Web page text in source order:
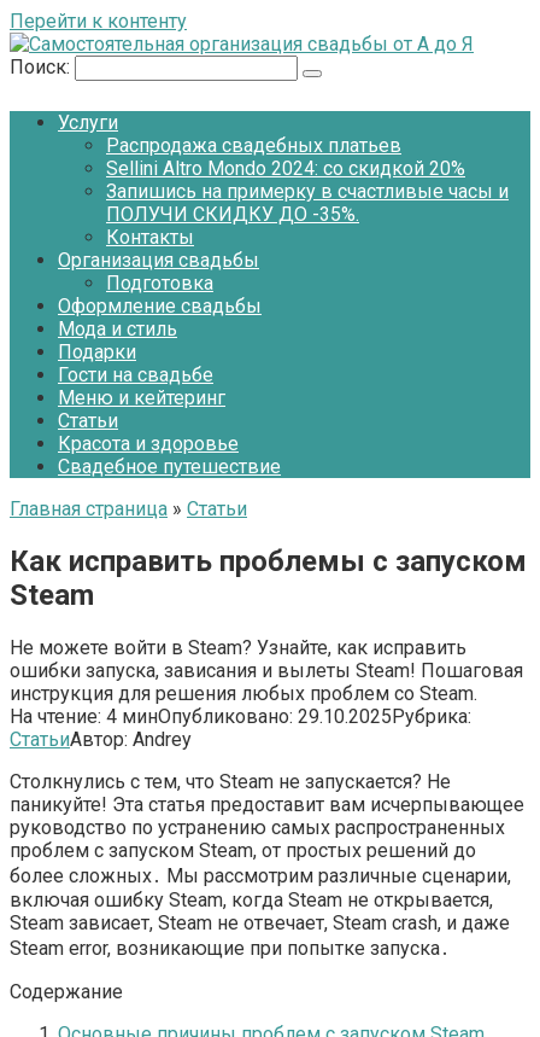
Перейти к контенту
Поиск:
Услуги
Распродажа свадебных платьев
Sellini Altro Mondo 2024: со скидкой 20%
Запишись на примерку в счастливые часы и
ПОЛУЧИ СКИДКУ ДО -35%.
Контакты
Организация свадьбы
Подготовка
Оформление свадьбы
Мода и стиль
Подарки
Гости на свадьбе
Меню и кейтеринг
Статьи
Красота и здоровье
Свадебное путешествие
Главная страница » Статьи
Как исправить проблемы с запуском
Steam
Не можете войти в Steam? Узнайте, как исправить
ошибки запуска, зависания и вылеты Steam! Пошаговая
инструкция для решения любых проблем со Steam.
На чтение: 4 минОпубликовано: 29.10.2025Рубрика:
СтатьиАвтор: Andrey
Столкнулись с тем, что Steam не запускается? Не
паникуйте! Эта статья предоставит вам исчерпывающее
руководство по устранению самых распространенных
проблем с запуском Steam, от простых решений до
более сложных․ Мы рассмотрим различные сценарии,
включая ошибку Steam, когда Steam не открывается,
Steam зависает, Steam не отвечает, Steam crash, и даже
Steam error, возникающие при попытке запуска․
Содержание